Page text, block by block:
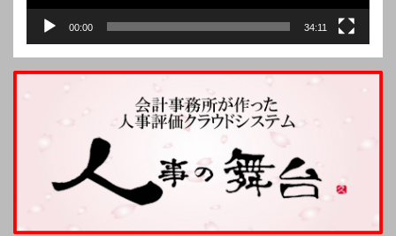
00:00 34:11